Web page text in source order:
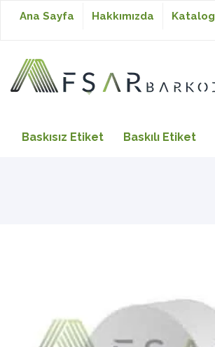
Baskısız Etiket
Ana Sayfa Hakkımızda Katalog
Baskısız Etiket Baskılı Etiket